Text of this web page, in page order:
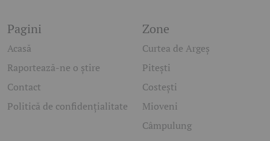
Pagini
Acasă
Raportează-ne o știre
Contact
Politică de confidențialitate
Zone
Curtea de Argeș
Pitești
Costești
Mioveni
Câmpulung